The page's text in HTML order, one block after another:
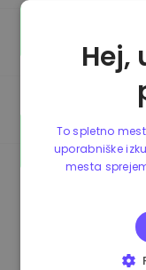
0.089991000 €
0.864912 €
0.865215 €
Hej,
To spletno
uporabniške
mesta